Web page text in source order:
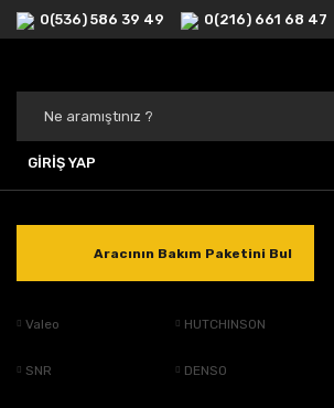
0(536) 586 39 49 0(216) 661 68 47
GİRİŞ YAP
Aracının Bakım Paketini Bul
Valeo HUTCHINSON
SNR DENSO